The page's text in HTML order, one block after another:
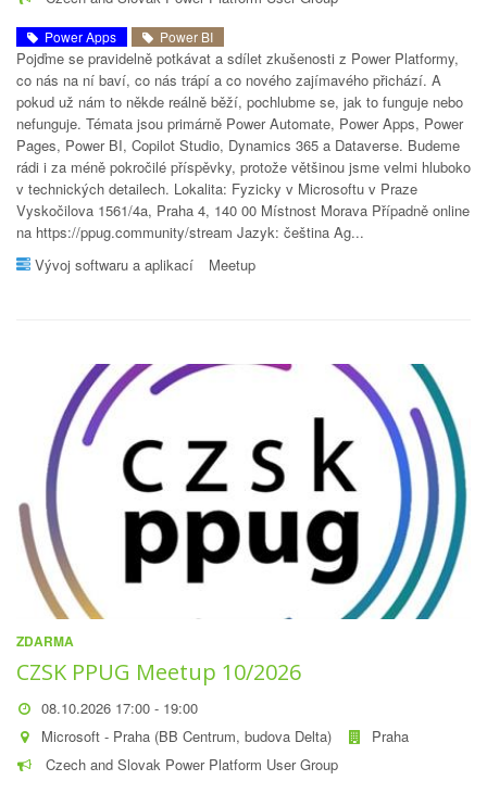
Power Apps Power BI
Pojďme se pravidelně potkávat a sdílet zkušenosti z Power Platformy,
co nás na ní baví, co nás trápí a co nového zajímavého přichází. A
pokud už nám to někde reálně běží, pochlubme se, jak to funguje nebo
nefunguje. Témata jsou primárně Power Automate, Power Apps, Power
Pages, Power BI, Copilot Studio, Dynamics 365 a Dataverse. Budeme
rádi i za méně pokročilé příspěvky, protože většinou jsme velmi hluboko
v technických detailech. Lokalita: Fyzicky v Microsoftu v Praze
Vyskočilova 1561/4a, Praha 4, 140 00 Místnost Morava Případně online
na https://ppug.community/stream Jazyk: čeština Ag...
Vývoj softwaru a aplikací
Meetup
ZDARMA
CZSK PPUG Meetup 10/2026
08.10.2026 17:00 - 19:00
Microsoft - Praha (BB Centrum, budova Delta)
Praha
Czech and Slovak Power Platform User Group